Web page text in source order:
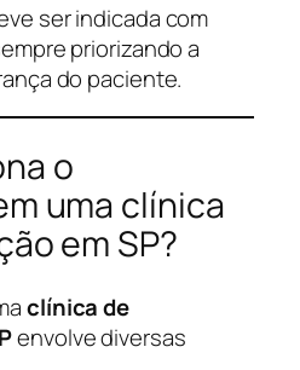
ser indicada com
priorizando a
do paciente.
o
uma clínica
em SP?
clínica de
envolve diversas